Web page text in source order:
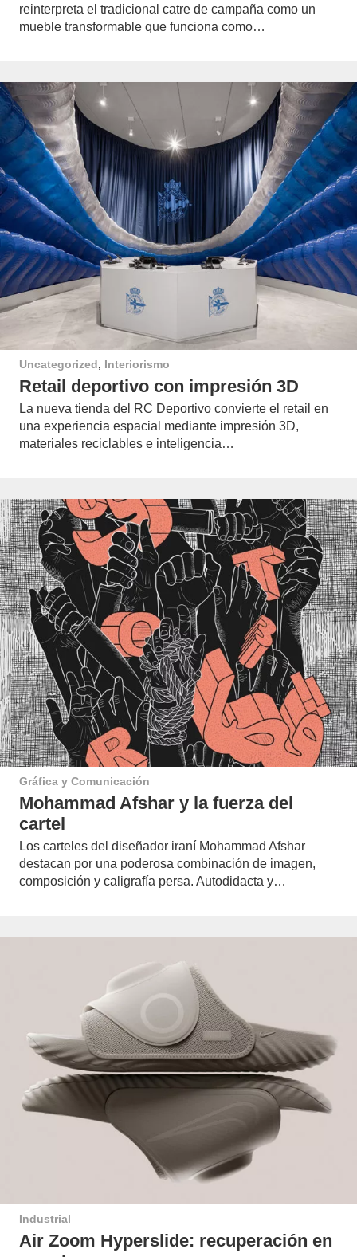
reinterpreta el tradicional catre de campaña como un
mueble transformable que funciona como…
Uncategorized, Interiorismo
Retail deportivo con impresión 3D
La nueva tienda del RC Deportivo convierte el retail en
una experiencia espacial mediante impresión 3D,
materiales reciclables e inteligencia…
Gráfica y Comunicación
Mohammad Afshar y la fuerza del
cartel
Los carteles del diseñador iraní Mohammad Afshar
destacan por una poderosa combinación de imagen,
composición y caligrafía persa. Autodidacta y…
Industrial
Air Zoom Hyperslide: recuperación en